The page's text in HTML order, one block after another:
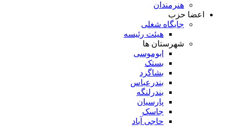
هنرمندان
اعضا حزب
جایگاه شغلی
هیئت رئیسه
شهرستان ها
ابوموسی
بستک
بشاگرد
بندرعباس
بندرلنگه
پارسیان
جاسک
حاجی آباد